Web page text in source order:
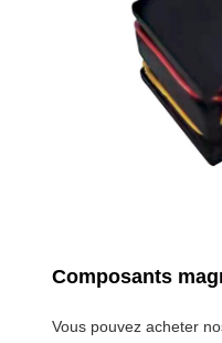
Composants
Vous pouvez acheter